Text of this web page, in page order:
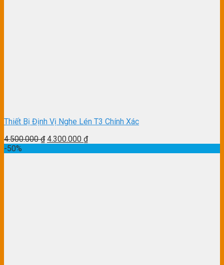
Thiết Bị Định Vị Nghe Lén T3 Chính Xác
4.500.000₫ 4.300.000 ₫
-50%